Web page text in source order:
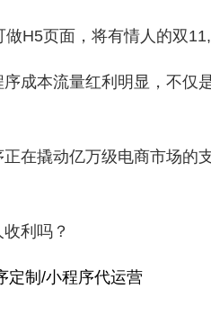
H5页面，将有情人的双
成本流量红利明显，不仅
在撬动亿万级电商市场的
利吗？
定制/小程序代运营